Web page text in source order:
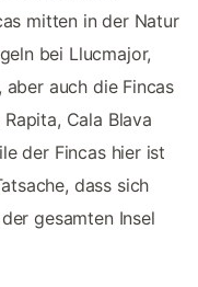
mitten in der Natur
bei Llucmajor,
auch die Fincas
Cala Blava
der Fincas hier ist
dass sich
gesamten Insel